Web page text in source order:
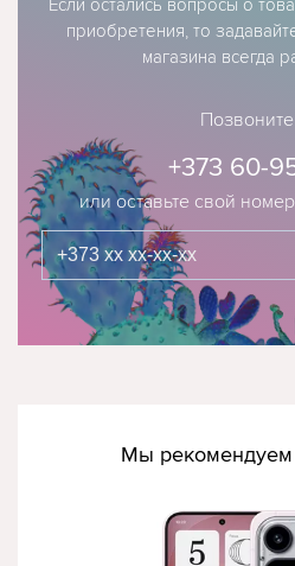
приобретения, то
магазина всегда
или оставьте свой
+373 60-
Мы рекомендуем